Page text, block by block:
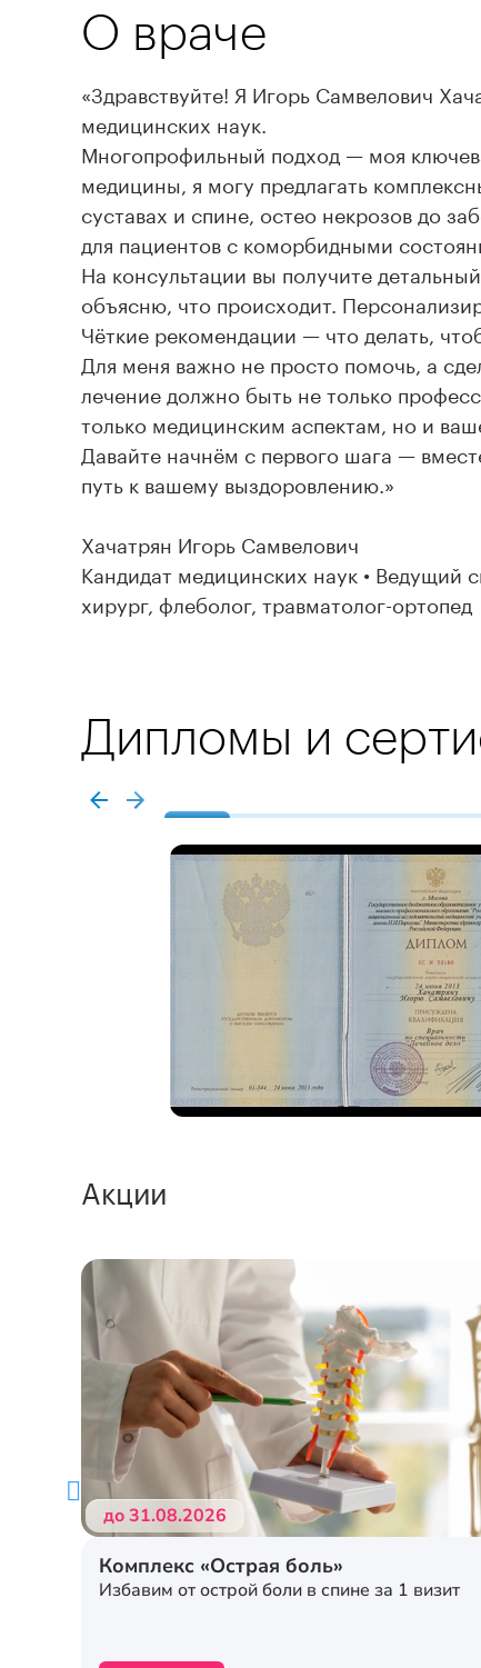
О враче
«Здравствуйте! Я Игорь Самвелович
медицинских наук.
Многопрофильный подход — моя
медицины, я могу предлагать
суставах и спине, остео некрозов до
для пациентов с коморбидными
На консультации вы получите
объясню, что происходит.
Чёткие рекомендации — что делать,
Для меня важно не просто помочь, а
лечение должно быть не только
только медицинским аспектам, но и
Давайте начнём с первого шага —
путь к вашему выздоровлению.»
Хачатрян Игорь Самвелович
Кандидат медицинских наук • Ведущий
хирург, флеболог, травматолог-ортопед
Дипломы и
Акции
до 31.08.2026
Комплекс «Острая боль»
Избавим от острой боли в спине за 1 визит